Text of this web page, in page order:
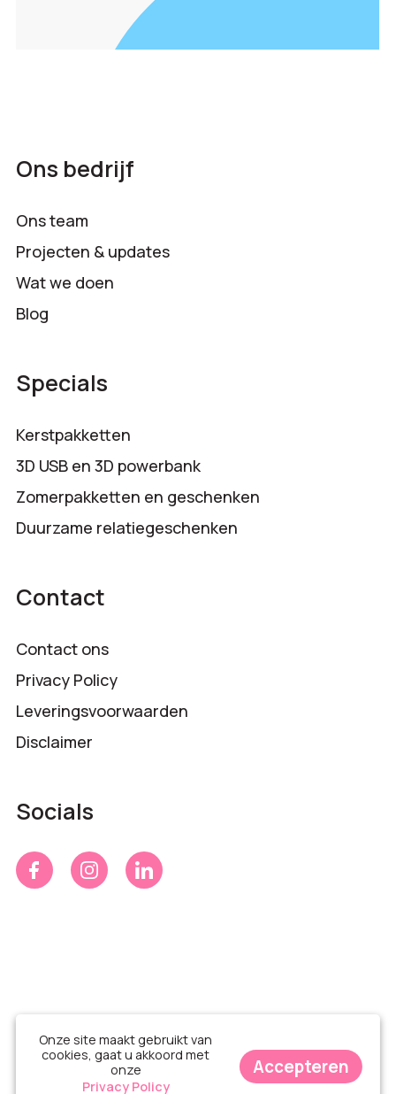
Ons bedrijf
Ons team
Projecten & updates
Wat we doen
Blog
Specials
Kerstpakketten
3D USB en 3D powerbank
Zomerpakketten en geschenken
Duurzame relatiegeschenken
Contact
Contact ons
Privacy Policy
Leveringsvoorwaarden
Disclaimer
Socials
Onze site maakt gebruikt van
cookies, gaat u akkoord met
onze
Privacy Policy
Accepteren